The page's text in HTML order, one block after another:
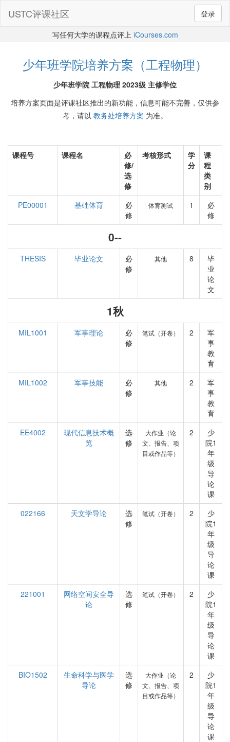
登录
USTC评课社区
写任何大学的课程点评上 iCourses.com
少年班学院培养方案（工程物理）
少年班学院 工程物理 2023级 主修学位
培养方案页面是评课社区推出的新功能，信息可能不完善，仅供参
考，请以 教务处培养方案 为准。
课程号 课程名
必
修/
选
修
考核形式
学
分
课
程
类
别
PE00001
基础体育
必
修
体育测试 1
必
修
0--
THESIS 毕业论文
必
修
其他 8
毕
业
论
文
1秋
MIL1001 军事理论
必
修
笔试（开卷） 2
军
事
教
育
MIL1002
军事技能
必
修
其他 2
军
事
教
育
EE4002
现代信息技术概
览
选
修
大作业（论
文、报告、项
目或作品等）
2
少
院1
年
级
导
论
课
022166
天文学导论
选
修
笔试（开卷） 2
少
院1
年
级
导
论
课
221001
网络空间安全导
论
选
修
笔试（开卷） 2
少
院1
年
级
导
论
课
BIO1502
生命科学与医学
导论
选
修
大作业（论
文、报告、项
目或作品等）
2
少
院1
年
级
导
论
课